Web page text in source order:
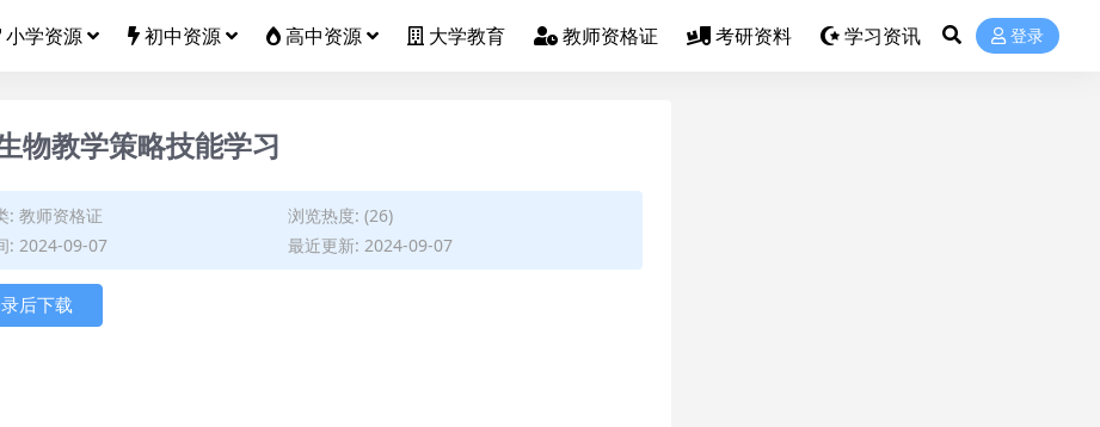
小学资源 初中资源 高中资源 大学教育 教师资格证 考研资料 学习资讯 登录
物教学策略技能学习
: 教师资格证
浏览热度: (26)
: 2024-09-07
最近更新: 2024-09-07
后下载